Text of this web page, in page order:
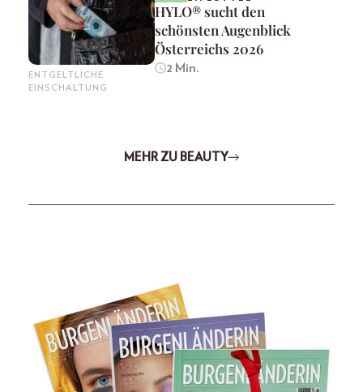
ENTGELTLICHE
EINSCHALTUNG
HYLO® sucht den
schönsten Augenblick
Österreichs 2026
2 Min.
MEHR ZU BEAUTY